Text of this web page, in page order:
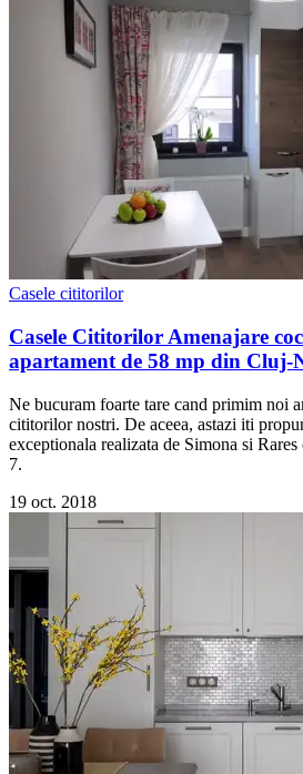
Casele cititorilor
Casele Cititorilor Amenajare
apartament de 58 mp din Cluj-
Ne bucuram foarte tare cand primim noi
cititorilor nostri. De aceea, astazi iti
exceptionala realizata de Simona si
7.
19 oct. 2018